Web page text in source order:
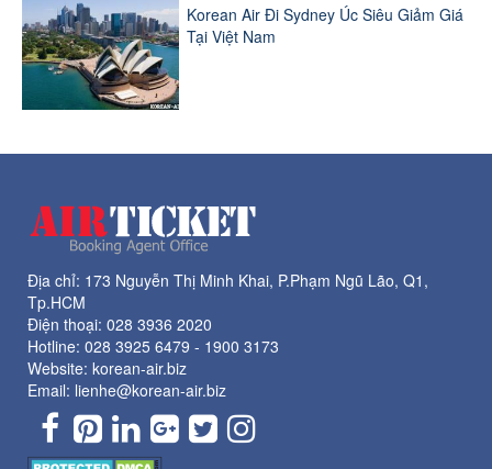
Korean Air Đi Sydney Úc Siêu Giảm Giá
Tại Việt Nam
Địa chỉ: 173 Nguyễn Thị Minh Khai, P.Phạm Ngũ Lão, Q1,
Tp.HCM
Điện thoại: 028 3936 2020
Hotline: 028 3925 6479 - 1900 3173
Website: korean-air.biz
Email: lienhe@korean-air.biz